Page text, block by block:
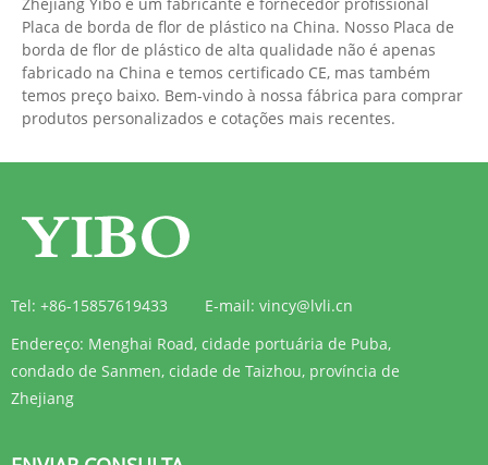
Placa de borda de flor de plástico na China. Nosso Placa de
borda de flor de plástico de alta qualidade não é apenas
fabricado na China e temos certificado CE, mas também
temos preço baixo. Bem-vindo à nossa fábrica para comprar
produtos personalizados e cotações mais recentes.
Tel: +86-15857619433 E-mail: vincy@lvli.cn
Endereço: Menghai Road, cidade portuária de Puba,
condado de Sanmen, cidade de Taizhou, província de
Zhejiang